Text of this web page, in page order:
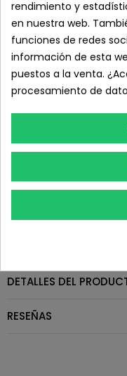
Información de
DESCRIPCIÓN
CONDICIONES DE
CONSULTAR:
DURANTE EL PROCESO
SUPERIORES A 150€ + IVA.
- ATENCION AL CLIENTE: 626
DETALLES DEL
RESEÑAS
rendimiento y
en nuestra web.
funciones de redes
información de esta
puestos a la venta.
procesamiento de